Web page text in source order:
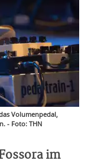
Volumenpedal,
- Foto: THN
im